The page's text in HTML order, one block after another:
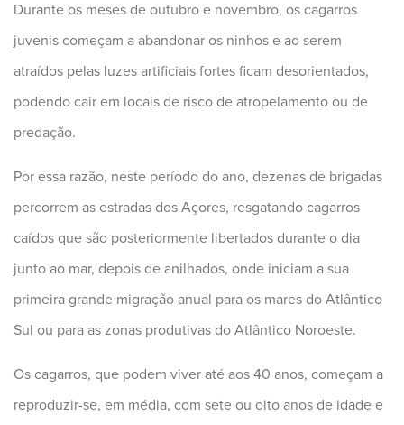
Durante os meses de outubro e novembro, os cagarros
juvenis começam a abandonar os ninhos e ao serem
atraídos pelas luzes artificiais fortes ficam desorientados,
podendo cair em locais de risco de atropelamento ou de
predação.
Por essa razão, neste período do ano, dezenas de brigadas
percorrem as estradas dos Açores, resgatando cagarros
caídos que são posteriormente libertados durante o dia
junto ao mar, depois de anilhados, onde iniciam a sua
primeira grande migração anual para os mares do Atlântico
Sul ou para as zonas produtivas do Atlântico Noroeste.
Os cagarros, que podem viver até aos 40 anos, começam a
reproduzir-se, em média, com sete ou oito anos de idade e